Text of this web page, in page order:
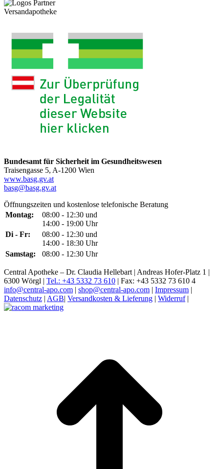
Versandapotheke
Bundesamt für Sicherheit im Gesundheitswesen
Traisengasse 5, A-1200 Wien
www.basg.gv.at
basg@basg.gv.at
Öffnungszeiten und kostenlose telefonische Beratung
Montag:
08:00 - 12:30 und
14:00 - 19:00 Uhr
Di - Fr:
08:00 - 12:30 und
14:00 - 18:30 Uhr
Samstag:
08:00 - 12:30 Uhr
Central Apotheke – Dr. Claudia Hellebart | Andreas Hofer-Platz 1 |
6300 Wörgl | Tel.: +43 5332 73 610 | Fax: +43 5332 73 610 4
info@central-apo.com
shop@central-apo.com Impressum
Datenschutz AGB Versandkosten & Lieferung Widerruf|